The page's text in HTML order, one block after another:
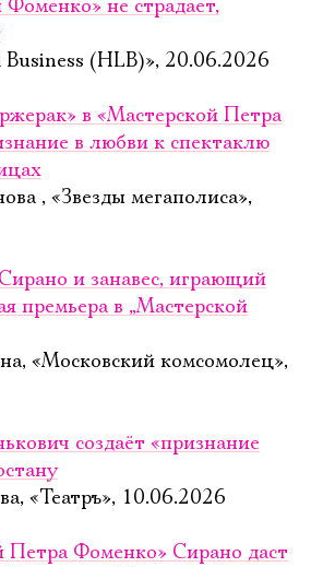
не страдает,
(HLB)», 20.06.2026
в «Мастерской Петра
в любви к спектаклю
, «Звезды мегаполиса»,
и занавес, играющий
премьера в „Мастерской
«Московский комсомолец»,
создаёт «признание
«Театръ», 10.06.2026
Петра Фоменко» Сирано даст